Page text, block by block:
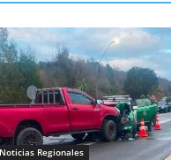
Noticias Regionales